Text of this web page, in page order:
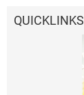
QUICKLINKS